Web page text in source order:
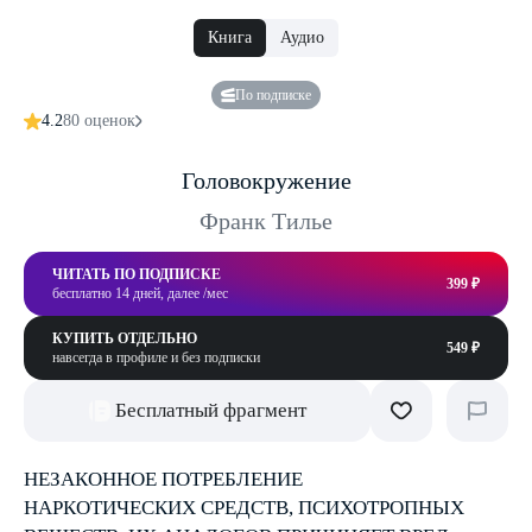
Книга Аудио
По подписке
4.280 оценок
Головокружение
Франк Тилье
ЧИТАТЬ ПО ПОДПИСКЕ
бесплатно 14 дней, далее /мес
399 ₽
КУПИТЬ ОТДЕЛЬНО
навсегда в профиле и без подписки
549 ₽
Бесплатный фрагмент
НЕЗАКОННОЕ ПОТРЕБЛЕНИЕ
НАРКОТИЧЕСКИХ СРЕДСТВ, ПСИХОТРОПНЫХ